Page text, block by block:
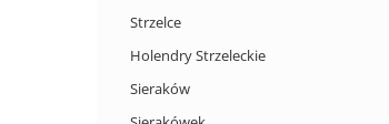
Strzelce
Holendry Strzeleckie
Sieraków